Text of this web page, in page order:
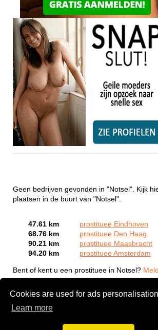
Cookies are used for ads
Learn more
Geen bedrijven gevonden in "Notsel". Kijk
plaatsen in de buurt van "Notsel".
47.61 km
prostituee Eindhoven
68.76 km
prostituee Den Haag
90.21 km
prostituee Maasbracht
94.20 km
prostituee Amsterdam
Bent of kent u een prostituee in Notsel?
aan